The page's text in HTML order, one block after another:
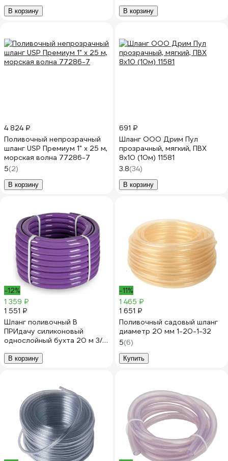
В корзину В корзину
4 824 ₽
Поливочный непрозрачный
шланг USP Премиум 1" х 25 м,
морская волна 77286-7
5(2)
В корзину
691 ₽
Шланг ООО Дрим Пул
прозрачный, мягкий, ПВХ
8x10 (10м) 11581
3.8(34)
В корзину
-12%
1 359 ₽
1 551 ₽
Шланг поливочный В
ПРИдачу силиконовый
однослойный бухта 20 м 3/4
В корзину
-11%
1 465 ₽
1 651 ₽
Поливочный садовый шланг
диаметр 20 мм 1-20-1-32
5(6)
Купить